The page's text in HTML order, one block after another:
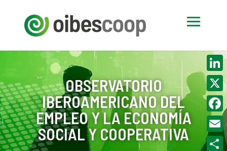
OBSERVATORIO
IBEROAMERICANO DEL
EMPLEO Y LA ECONOMÍA
SOCIAL Y COOPERATIVA
X
Email